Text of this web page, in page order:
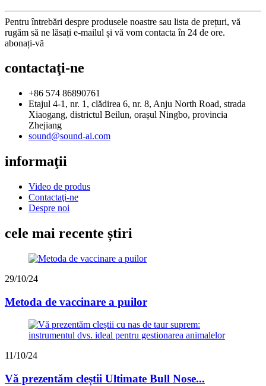
Pentru întrebări despre produsele noastre sau lista de prețuri, vă
rugăm să ne lăsați e-mailul și vă vom contacta în 24 de ore.
abonați-vă
contactaţi-ne
+86 574 86890761
Etajul 4-1, nr. 1, clădirea 6, nr. 8, Anju North Road, strada
Xiaogang, districtul Beilun, orașul Ningbo, provincia
Zhejiang
sound@sound-ai.com
informaţii
Video de produs
Contactaţi-ne
Despre noi
cele mai recente știri
29/10/24
Metoda de vaccinare a puilor
11/10/24
Vă prezentăm cleștii Ultimate Bull Nose...